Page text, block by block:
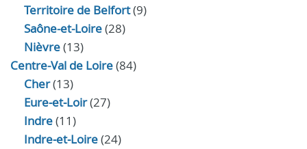
Territoire de Belfort(9)
Saône-et-Loire(28)
Nièvre(13)
Centre-Val de Loire(84)
Cher(13)
Eure‑et‑Loir(27)
Indre(11)
Indre‑et‑Loire(24)